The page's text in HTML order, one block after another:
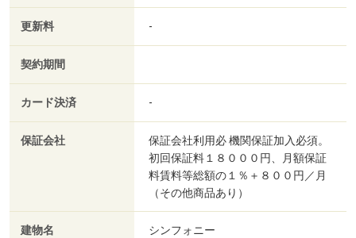
更新料 -
契約期間
カード決済 -
保証会社
保証会社利用必 機関保証加入必須。
初回保証料１８０００円、月額保証
料賃料等総額の１％＋８００円／月
（その他商品あり）
建物名 シンフォニー